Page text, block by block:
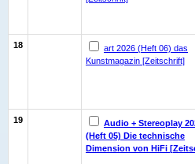
18
art 2026 (Heft 06) das
Kunstmagazin [Zeitschrift]
19
Audio + Stereoplay
(Heft 05) Die technische
Dimension von HiFi